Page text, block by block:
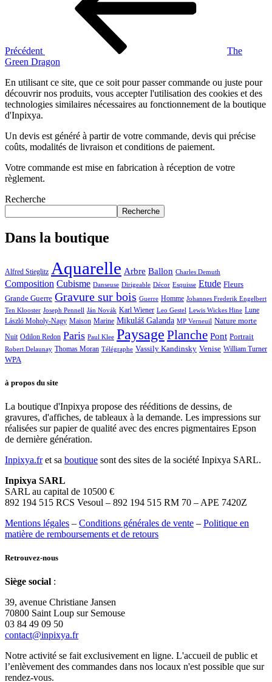
Précédent
The
Green Dragon
En utilisant ce site, que ce soit pour passer commande ou juste pour
découvrir nos produits, vous accepter l'utilisation des cookies et des
technologies similaires nécessaires au fonctionnement de la boutique
d'Inpixya.
Un devis est généré à partir de votre commande, devis qui précise
coûts, modalités de livraison et conditions de paiement.
Votre commande est mise en fabrication à réception de votre
règlement.
Recherche
Recherche
Dans la boutique
Alfred Stieglitz Aquarelle Arbre Ballon Charles Demuth
Composition Cubisme Danseuse Dirigeable Décor Esquisse Etude Fleurs
Grande Guerre Gravure sur bois Guerre Homme Johannes Frederik Engelbert
Ten Klooster Joseph Pennell Ján Novák Karl Wiener Leo Gestel Lewis Wickes Hine Lune
László Moholy-Nagy Maison Marine Mikuláš Galanda MP Verneuil Nature morte
Nuit Odilon Redon Paris Paul Klee Paysage Planche Pont Portrait
Robert Delaunay Thomas Moran Télégraphe Vassily Kandinsky Venise William Turner
WPA
à propos du site
La boutique d'Inpixya propose des rééditions de dessins, de
gravures, d'affiches, de tableaux à la demande. Les impressions sur
réalisées sur papier de qualité avec des encres pigmentaires Epson
de dernière génération.
Inpixya.fret sa boutique sont des sites de la société Inpixya SARL.
Inpixya SARL
SARL au capital de 10500 €
892 194 515 RCS Vesoul – 892 194 515 RM 70 – APE 7420Z
Mentions légales – Conditions générales de vente – Politique en
matière de remboursements et de retours
Retrouvez-nous
Siège social :
39, avenue Christiane Jansen
70800 Saint Loup sur Semouse
03 84 49 09 50
contact@inpixya.fr
Notre activité se fait exclusivement en ligne. L'accueil de public et
l’enlèvement des commandes dans nos locaux n'est possible que sur
rendez-vous.